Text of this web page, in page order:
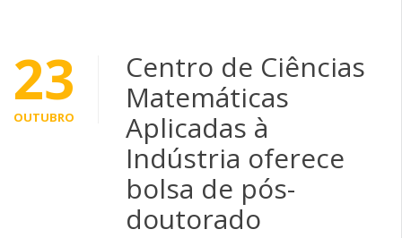
23
OUTUBRO
Centro de Ciências
Matemáticas
Aplicadas à
Indústria oferece
bolsa de pós-
doutorado